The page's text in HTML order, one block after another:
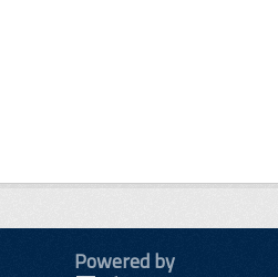
Powered by